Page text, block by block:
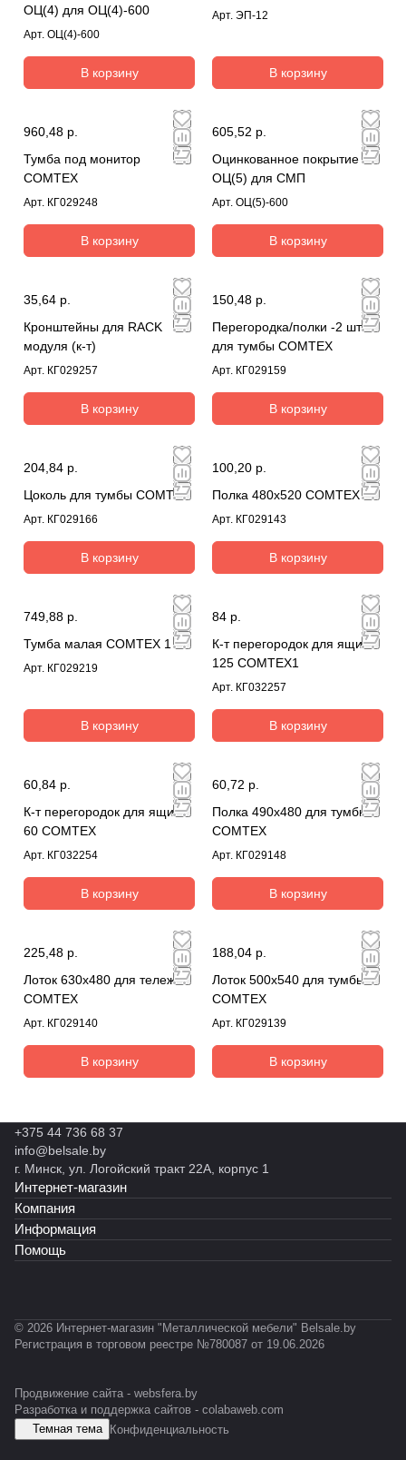
ОЦ(4) для ОЦ(4)-600
Арт. ОЦ(4)-600
В корзину
Арт. ЭП-12
В корзину
960,48 р.
Тумба под монитор
COMTEX
Арт. КГ029248
В корзину
605,52 р.
Оцинкованное покрытие
ОЦ(5) для СМП
Арт. ОЦ(5)-600
В корзину
35,64 р.
Кронштейны для RACK
модуля (к-т)
Арт. КГ029257
В корзину
150,48 р.
Перегородка/полки -2 шт
для тумбы COMTEX
Арт. КГ029159
В корзину
204,84 р.
Цоколь для тумбы COMTEX
Арт. КГ029166
В корзину
100,20 р.
Полка 480х520 COMTEX
Арт. КГ029143
В корзину
749,88 р.
Тумба малая COMTEX 1
Арт. КГ029219
В корзину
84 р.
К-т перегородок для ящика
125 COMTEX1
Арт. КГ032257
В корзину
60,84 р.
К-т перегородок для ящика
60 COMTEX
Арт. КГ032254
В корзину
60,72 р.
Полка 490х480 для тумбы
COMTEX
Арт. КГ029148
В корзину
225,48 р.
Лоток 630х480 для тележки
COMTEX
Арт. КГ029140
В корзину
188,04 р.
Лоток 500х540 для тумбы
COMTEX
Арт. КГ029139
В корзину
+375 44 736 68 37
info@belsale.by
г. Минск, ул. Логойский тракт 22А, корпус 1
Интернет-магазин
Компания
Информация
Помощь
© 2026 Интернет-магазин "Металлической мебели" Belsale.by
Регистрация в торговом реестре №780087 от 19.06.2026
Продвижение сайта - websfera.by
Разработка и поддержка сайтов - colabaweb.com
Темная тема Конфиденциальность